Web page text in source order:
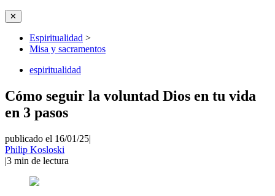
✕
Espiritualidad >
Misa y sacramentos
espiritualidad
Cómo seguir la voluntad Dios en tu vida
en 3 pasos
publicado el 16/01/25|
Philip Kosloski
|3 min de lectura